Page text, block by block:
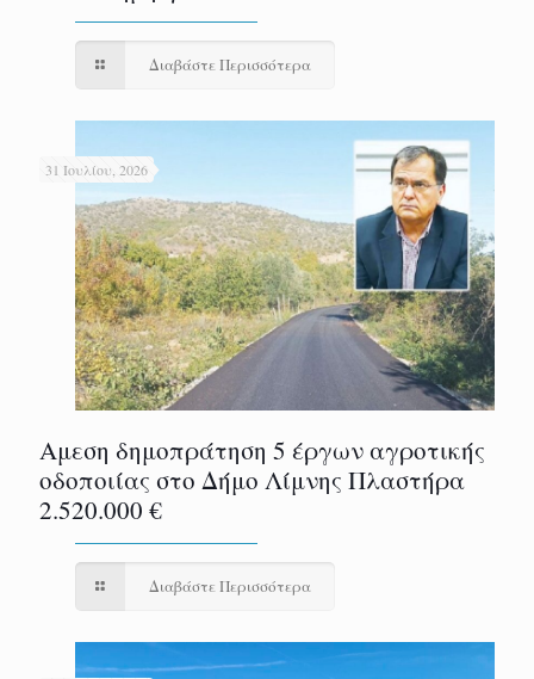
Διαβάστε Περισσότερα
31 Ιουλίου, 2026
Αμεση δημοπράτηση 5 έργων αγροτικής
οδοποιίας στο Δήμο Λίμνης Πλαστήρα
2.520.000 €
Διαβάστε Περισσότερα